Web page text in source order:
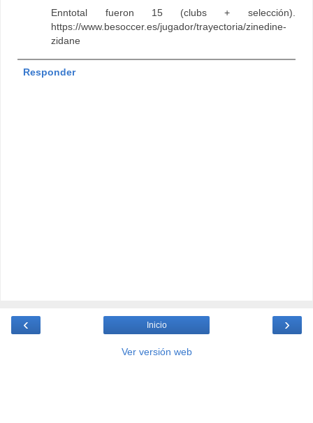
Enntotal fueron 15 (clubs + selección).
https://www.besoccer.es/jugador/trayectoria/zinedine-
zidane
Responder
‹ ›
Inicio
Ver versión web